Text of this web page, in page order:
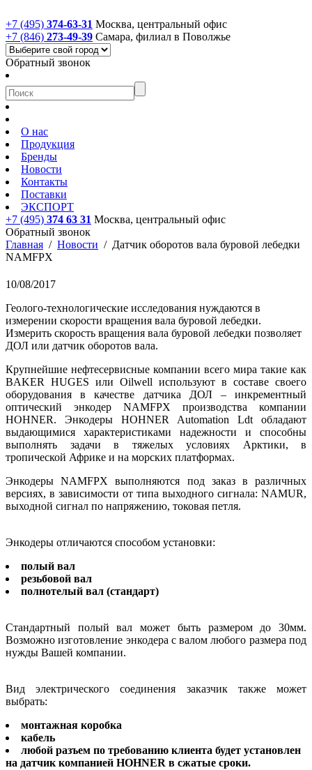
+7 (495) 374-63-31 Москва, центральный офис
+7 (846) 273-49-39 Самара, филиал в Поволжье
Обратный звонок
О нас
Продукция
Бренды
Новости
Контакты
Поставки
ЭКСПОРТ
+7 (495) 374 63 31 Москва, центральный офис
Обратный звонок
Главная / Новости / Датчик оборотов вала буровой лебедки
NAMFPX
10/08/2017
Геолого-технологические исследования нуждаются в
измерении скорости вращения вала буровой лебедки.
Измерить скорость вращения вала буровой лебедки позволяет
ДОЛ или датчик оборотов вала.
Крупнейшие нефтесервисные компании всего мира такие как
BAKER HUGES или Oilwell используют в составе своего
оборудования в качестве датчика ДОЛ – инкрементный
оптический энкодер NAMFPX производства компании
HOHNER. Энкодеры HOHNER Automation Ldt обладают
выдающимися характеристиками надежности и способны
выполнять задачи в тяжелых условиях Арктики, в
тропической Африке и на морских платформах.
Энкодеры NAMFPX выполняются под заказ в различных
версиях, в зависимости от типа выходного сигнала: NAMUR,
выходной сигнал по напряжению, токовая петля.
Энкодеры отличаются способом установки:
полый вал
резьбовой вал
полнотелый вал (стандарт)
Стандартный полый вал может быть размером до 30мм.
Возможно изготовление энкодера с валом любого размера под
нужды Вашей компании.
Вид электрического соединения заказчик также может
выбрать:
монтажная коробка
кабель
любой разъем по требованию клиента будет установлен
на датчик компанией HOHNER в сжатые сроки.